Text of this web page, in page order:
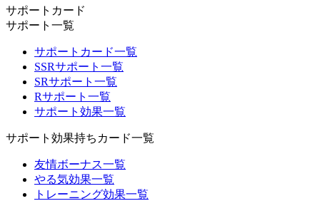
サポートカード
サポート一覧
サポートカード一覧
SSRサポート一覧
SRサポート一覧
Rサポート一覧
サポート効果一覧
サポート効果持ちカード一覧
友情ボーナス一覧
やる気効果一覧
トレーニング効果一覧